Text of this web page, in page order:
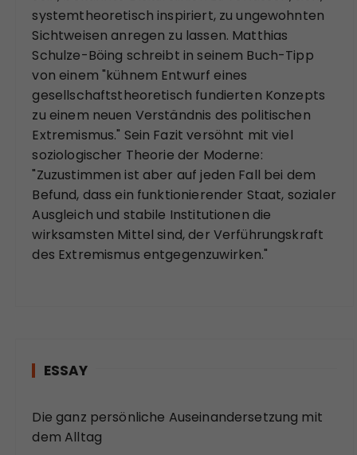
systemtheoretisch inspiriert, zu ungewohnten
Sichtweisen anregen zu lassen. Matthias
Schulze-Böing schreibt in seinem Buch-Tipp
von einem "kühnem Entwurf eines
gesellschaftstheoretisch fundierten Konzepts
zu einem neuen Verständnis des politischen
Extremismus." Sein Fazit versöhnt mit viel
soziologischer Theorie der Moderne:
"Zuzustimmen ist aber auf jeden Fall bei dem
Befund, dass ein funktionierender Staat, sozialer
Ausgleich und stabile Institutionen die
wirksamsten Mittel sind, der Verführungskraft
des Extremismus entgegenzuwirken."
ESSAY
Die ganz persönliche Auseinandersetzung mit
dem Alltag